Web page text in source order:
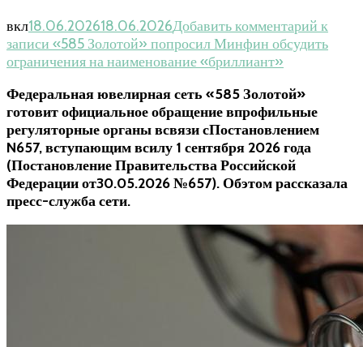
вкл18.06.202618.06.2026Добавить комментарий к
записи «585 Золотой» попросил Минфин обсудить
ограничения на наименование «бриллиант»
Федеральная ювелирная сеть «585 Золотой»
готовит официальное обращение впрофильные
регуляторные органы всвязи сПостановлением
N657, вступающим всилу 1 сентября 2026 года
(Постановление Правительства Российской
Федерации от30.05.2026№657). Обэтом рассказала
пресс-службасети.